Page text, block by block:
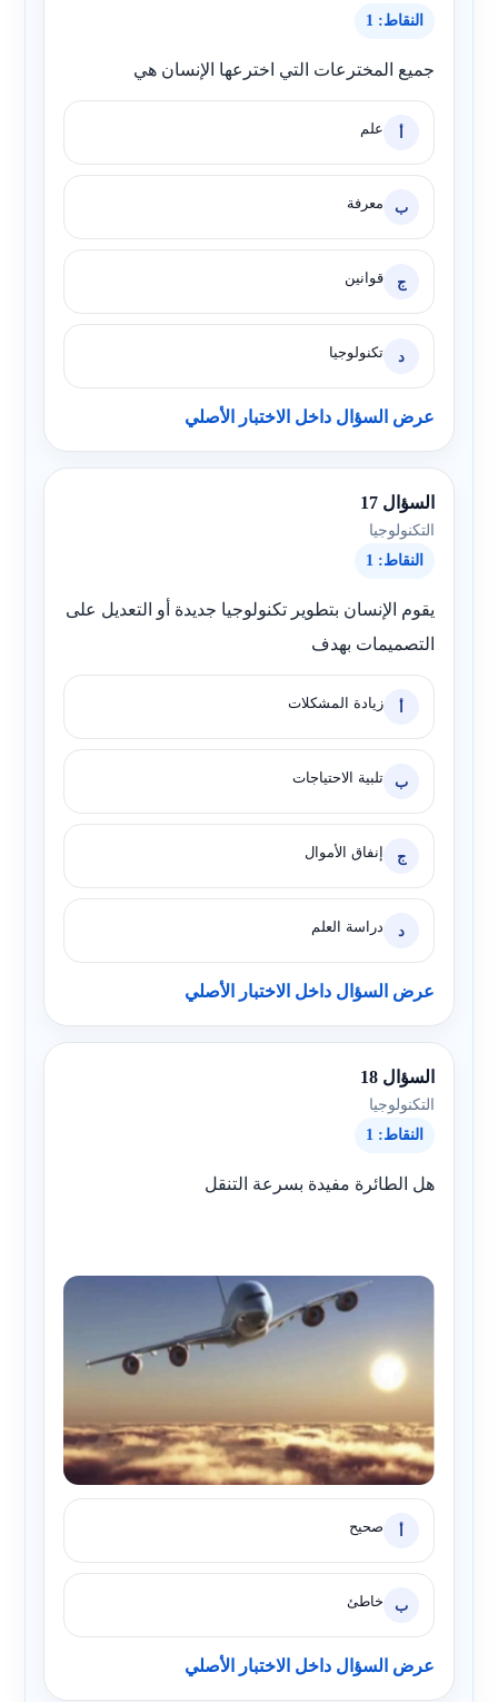
النقاط: 1
جميع المخترعات التي اخترعها الإنسان هي
أ علم
ب معرفة
ج قوانين
د تكنولوجيا
عرض السؤال داخل الاختبار الأصلي
السؤال 17
التكنولوجيا
النقاط: 1
يقوم الإنسان بتطوير تكنولوجيا جديدة أو التعديل على
التصميمات بهدف
أ زيادة المشكلات
ب تلبية الاحتياجات
ج إنفاق الأموال
د دراسة العلم
عرض السؤال داخل الاختبار الأصلي
السؤال 18
التكنولوجيا
النقاط: 1
هل الطائرة مفيدة بسرعة التنقل
أ صحيح
ب خاطئ
عرض السؤال داخل الاختبار الأصلي